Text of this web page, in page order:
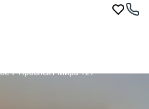
Проспект Мира 127